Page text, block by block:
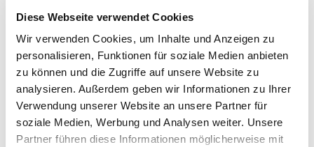
Diese Webseite verwendet Cookies
Wir verwenden Cookies, um Inhalte und Anzeigen zu
personalisieren, Funktionen für soziale Medien anbieten
zu können und die Zugriffe auf unsere Website zu
analysieren. Außerdem geben wir Informationen zu Ihrer
Verwendung unserer Website an unsere Partner für
soziale Medien, Werbung und Analysen weiter. Unsere
Partner führen diese Informationen möglicherweise mit